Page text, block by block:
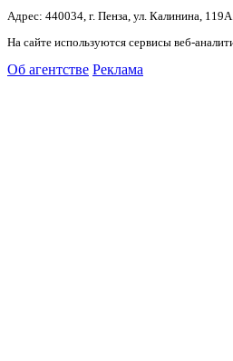
Адрес: 440034, г. Пенза, ул. Калинина,
На сайте используются сервисы веб-
Об агентстве Реклама